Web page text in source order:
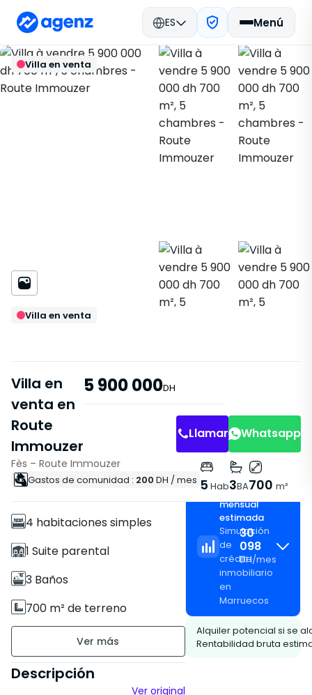
ES Menú
Volver
Bienes raíces en Marruecos
Comprar
Route Immouzer
552625
Guardar
Villa en venta
Villa en venta
Villa en
venta en
Route
Immouzer
5 900 000DH
Fès – Route Immouzer
Gastos de comunidad : 200 DH / mes 5 Hab3BA700 m²
Llamar Whatsapp
Características
4 habitaciones simples
1 Suite parental
3 Baños
700 m² de terreno
150 m² de superficie
construida
Amueblado
Descripción
Ver original
Cuota
mensual
estimada
Simulación
de
crédito
inmobiliario
en
Marruecos
30
098
DH/mes
Alquiler potencial si se
Rentabilidad bruta